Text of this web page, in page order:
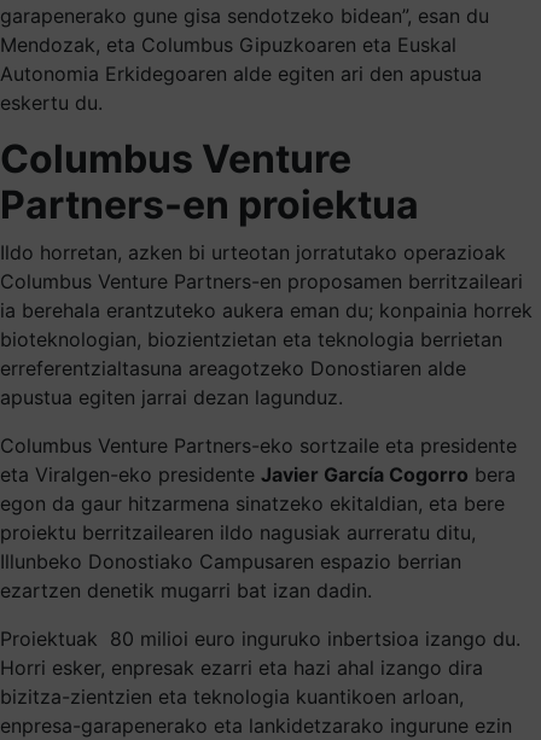
garapenerako gune gisa sendotzeko bidean”, esan du
Mendozak, eta Columbus Gipuzkoaren eta Euskal
Autonomia Erkidegoaren alde egiten ari den apustua
eskertu du.
Columbus Venture
Partners-en proiektua
Ildo horretan, azken bi urteotan jorratutako operazioak
Columbus Venture Partners-en proposamen berritzaileari
ia berehala erantzuteko aukera eman du; konpainia horrek
bioteknologian, biozientzietan eta teknologia berrietan
erreferentzialtasuna areagotzeko Donostiaren alde
apustua egiten jarrai dezan lagunduz.
Columbus Venture Partners-eko sortzaile eta presidente
eta Viralgen-eko presidente Javier García Cogorro bera
egon da gaur hitzarmena sinatzeko ekitaldian, eta bere
proiektu berritzailearen ildo nagusiak aurreratu ditu,
Illunbeko Donostiako Campusaren espazio berrian
ezartzen denetik mugarri bat izan dadin.
Proiektuak 80 milioi euro inguruko inbertsioa izango du.
Horri esker, enpresak ezarri eta hazi ahal izango dira
bizitza-zientzien eta teknologia kuantikoen arloan,
enpresa-garapenerako eta lankidetzarako ingurune ezin